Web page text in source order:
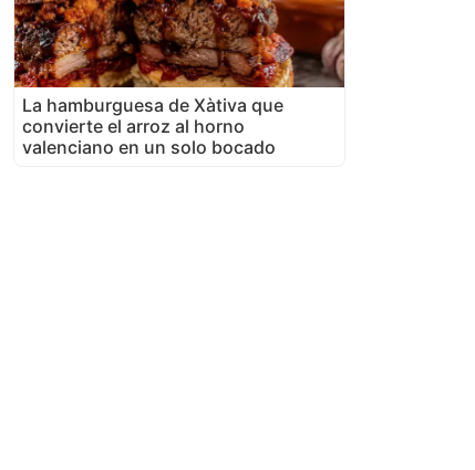
La hamburguesa de Xàtiva que
convierte el arroz al horno
valenciano en un solo bocado